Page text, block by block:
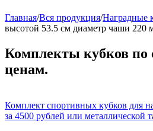
Главная/Вся продукция/Наградные
высотой 53.5 см диаметр чаши 220
Комплекты кубков
ценам.
Комплект спортивных кубков для
за 4500 рублей или металлической